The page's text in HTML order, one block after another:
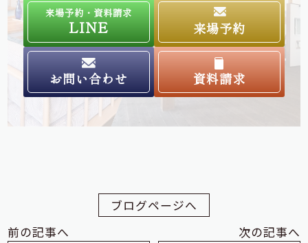
来場予約・資料請求
LINE 来場予約
お問い合わせ 資料請求
ブログページへ
前の記事へ
次の記事へ